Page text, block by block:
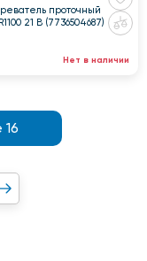
проточный
21 B (7736504687)
Нет в наличии